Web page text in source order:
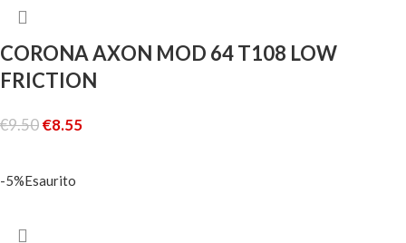
CORONA AXON MOD 64 T108 LOW
FRICTION
€9.50€8.55
-5%Esaurito